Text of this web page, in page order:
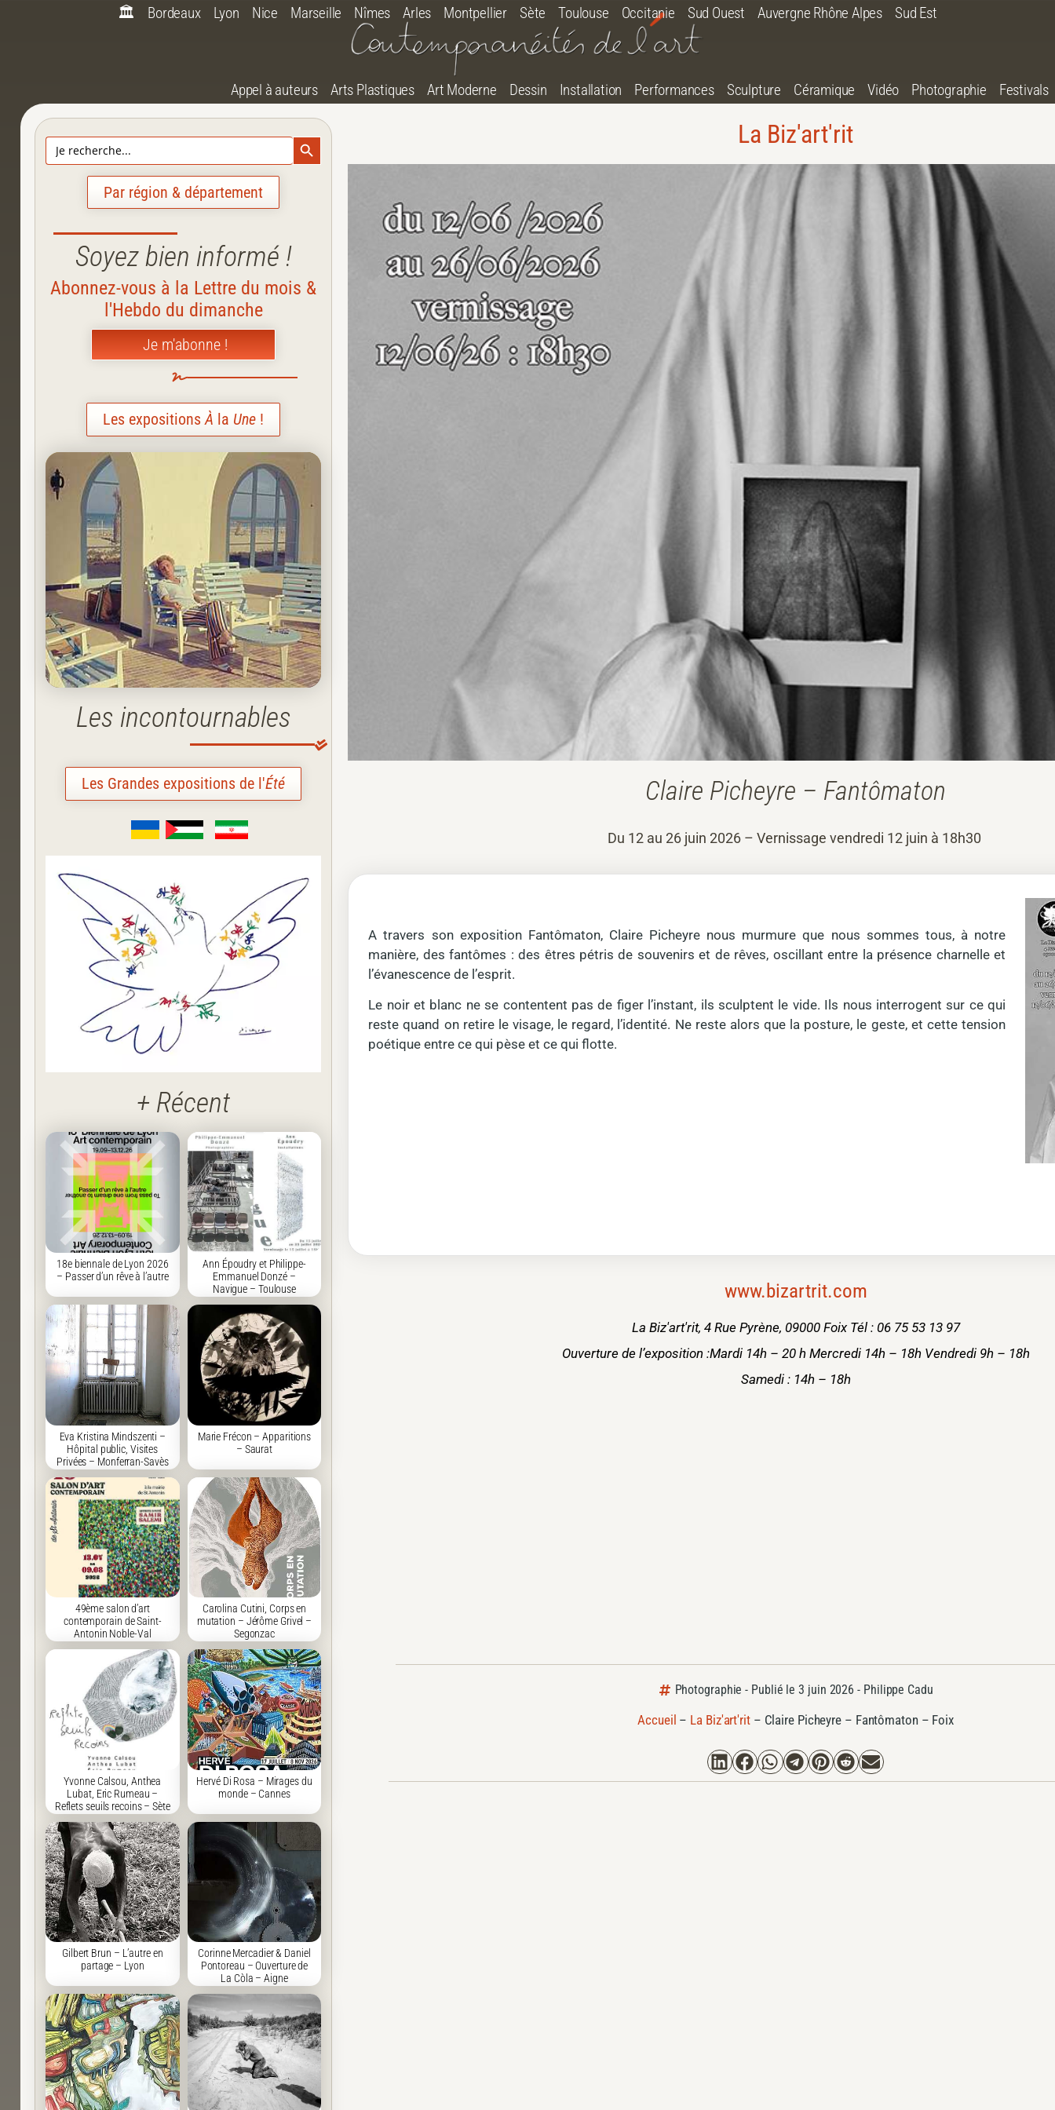
🏛️ Bordeaux Lyon Nice Marseille Nîmes Arles Montpellier Sète Toulouse Occitanie Sud Ouest Auvergne Rhône Alpes Sud Est
Appel à auteurs Arts Plastiques Art Moderne Dessin Installation Performances Sculpture Céramique Vidéo Photographie Festivals
Search
for:
Search Button
Par région & département
Soyez bien informé !
Abonnez-vous à la Lettre du mois &
l'Hebdo du dimanche
Je m'abonne !
Les expositionsÀ la Une !
Les incontournables
Les Grandes expositions de l'Été
+ Récent
18e biennale de Lyon 2026
– Passer d’un rêve à l’autre
Ann Époudry et Philippe-
Emmanuel Donzé –
Navigue – Toulouse
Eva Kristina Mindszenti –
Hôpital public, Visites
Privées – Monferran-Savès
Marie Frécon – Apparitions
– Saurat
49ème salon d’art
contemporain de Saint-
Antonin Noble-Val
Carolina Cutini, Corps en
mutation – Jérôme Grivel –
Segonzac
Yvonne Calsou, Anthea
Lubat, Eric Rumeau –
Reflets seuils recoins – Sète
Hervé Di Rosa – Mirages du
monde – Cannes
Gilbert Brun – L’autre en
partage – Lyon
Corinne Mercadier & Daniel
Pontoreau – Ouverture de
La Còla – Aigne
La Biz'art'rit
Claire Picheyre – Fantômaton
Du 12 au 26 juin 2026 – Vernissage vendredi 12 juin à 18h30
A travers son exposition Fantômaton, Claire Picheyre nous murmure que nous sommes tous, à notre
manière, des fantômes : des êtres pétris de souvenirs et de rêves, oscillant entre la présence charnelle et
l’évanescence de l’esprit.
Le noir et blanc ne se contentent pas de figer l’instant, ils sculptent le vide. Ils nous interrogent sur ce qui
reste quand on retire le visage, le regard, l’identité. Ne reste alors que la posture, le geste, et cette tension
poétique entre ce qui pèse et ce qui flotte.
www.bizartrit.com
La Biz'art'rit, 4 Rue Pyrène, 09000 Foix Tél : 06 75 53 13 97
Ouverture de l’exposition :Mardi 14h – 20 h Mercredi 14h – 18h Vendredi 9h – 18h
Samedi : 14h – 18h
Photographie - Publié le 3 juin 2026 - Philippe Cadu
Accueil – La Biz'art'rit– Claire Picheyre – Fantômaton – Foix